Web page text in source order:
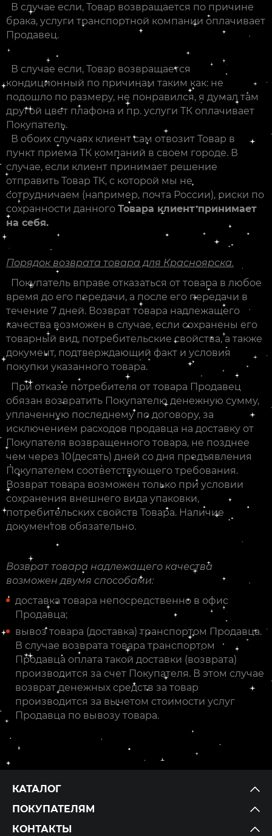
В случае если, Товар возвращается по причине
брака, услуги транспортной компании оплачивает
Продавец.
В случае если, Товар возвращается
кондиционный по причинам таким как: не
подошло по размеру, не понравился, я думал там
другой цвет плафона и пр. услуги ТК оплачивает
Покупатель.
В обоих случаях клиент сам отвозит Товар в
пункт приема ТК компаний в своем городе. В
случае, если клиент принимает решение
отправить Товар ТК, с которой мы не
сотрудничаем (например, почта России), риски по
сохранности данного Товара клиент принимает
на себя.
Порядок возврата товара для Красноярска.
Покупатель вправе отказаться от товара в любое
время до его передачи, а после его передачи в
течение 7 дней. Возврат товара надлежащего
качества возможен в случае, если сохранены его
товарный вид, потребительские свойства, а также
документ, подтверждающий факт и условия
покупки указанного товара.
При отказе потребителя от товара Продавец
обязан возвратить Покупателю денежную сумму,
уплаченную последнему по договору, за
исключением расходов продавца на доставку от
Покупателя возвращенного товара, не позднее
чем через 10(десять) дней со дня предъявления
Покупателем соответствующего требования.
Возврат товара возможен только при условии
сохранения внешнего вида упаковки,
потребительских свойств Товара. Наличие
документов обязательно.
Возврат товара надлежащего качества
возможен двумя способами:
доставка товара непосредственно в офис
Продавца;
вывоз товара (доставка) транспортом Продавца.
В случае возврата товара транспортом
Продавца оплата такой доставки (возврата)
производится за счет Покупателя. В этом случае
возврат денежных средств за товар
производится за вычетом стоимости услуг
Продавца по вывозу товара.
КАТАЛОГ
ПОКУПАТЕЛЯМ
КОНТАКТЫ